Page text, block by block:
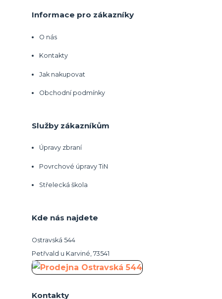
Informace pro zákazníky
O nás
Kontakty
Jak nakupovat
Obchodní podmínky
Služby zákazníkům
Úpravy zbraní
Povrchové úpravy TiN
Střelecká škola
Kde nás najdete
Ostravská 544
Petřvald u Karviné, 73541
Kontakty